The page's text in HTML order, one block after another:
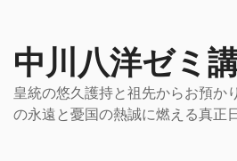
中川八洋ゼミ
皇統の悠久護持と祖先からお預か
の永遠と憂国の熱誠に燃える真正